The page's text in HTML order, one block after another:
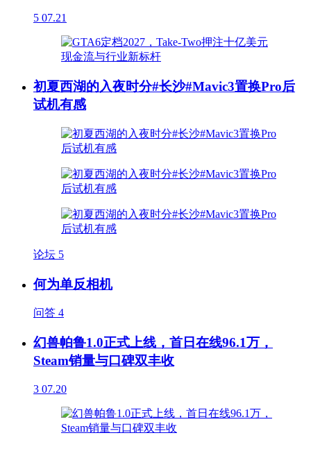
5 07.21
初夏西湖的入夜时分#长沙#Mavic3置换Pro后
试机有感
论坛 5
何为单反相机
问答 4
幻兽帕鲁1.0正式上线，首日在线96.1万，
Steam销量与口碑双丰收
3 07.20